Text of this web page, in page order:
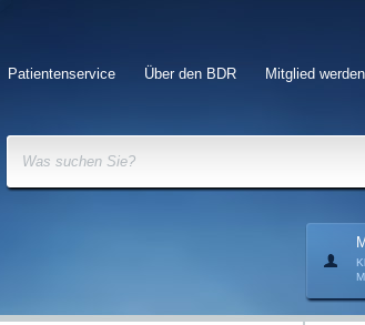
Mitglied werden
Über den BDR
Patientenservice
Was suchen Sie?